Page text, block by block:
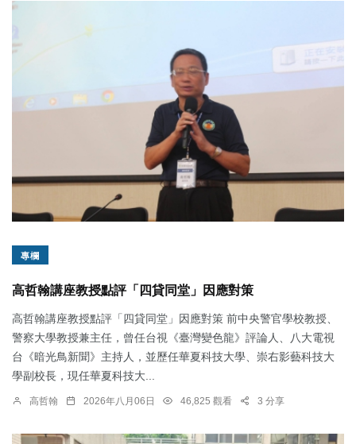
專欄
高哲翰講座教授點評「四貸同堂」因應對策
高哲翰講座教授點評「四貸同堂」因應對策 前中央警官學校教授、
警察大學教授兼主任，曾任台視《臺灣變色龍》評論人、八大電視
台《暗光鳥新聞》主持人，並歷任華夏科技大學、崇右影藝科技大
學副校長，現任華夏科技大...
高哲翰 2026年八月06日 46,825 觀看 3 分享